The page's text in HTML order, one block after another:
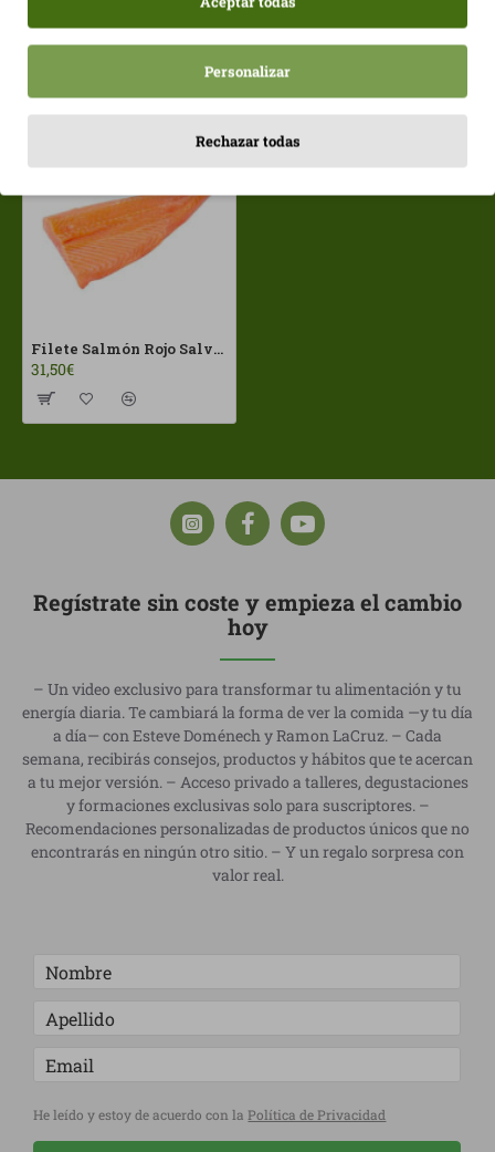
Vistos recientemente Más vistos
Filete Salmón Rojo Salvatje 750g aprox Congelado
31,50€
Regístrate sin coste y empieza el cambio
hoy
– Un video exclusivo para transformar tu alimentación y tu
energía diaria. Te cambiará la forma de ver la comida —y tu día
a día— con Esteve Doménech y Ramon LaCruz. – Cada
semana, recibirás consejos, productos y hábitos que te acercan
a tu mejor versión. – Acceso privado a talleres, degustaciones
y formaciones exclusivas solo para suscriptores. –
Recomendaciones personalizadas de productos únicos que no
encontrarás en ningún otro sitio. – Y un regalo sorpresa con
valor real.
He leído y estoy de acuerdo con la Política de Privacidad
Personalizar
Rechazar todas